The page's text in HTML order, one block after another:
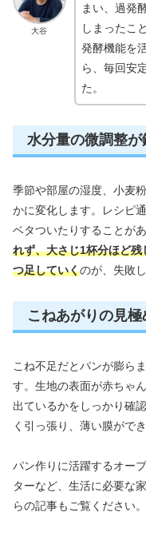
大谷
まい、過発
しまったこ
発酵機能を
ら、毎回安
た。
水分量の微調整が
季節や部屋の湿度、小麦
かに変化します。レシピ
ベタついたりすることがあ
れず、大さじ1杯分ほど
つ足していくのが、失敗
こねあがりの見極
こね不足だとパンが膨ら
す。生地の表面が赤ちゃ
出ているかをしっかり確
く引っ張り、薄い膜がで
パン作りに活躍するオー
ターなど、生活に必要な
らの記事もご覧ください。